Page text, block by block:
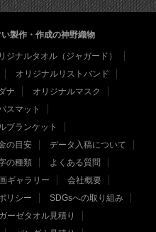
製作・作成の神野織物
ジナルタオル（ジャガード）
オリジナルリストバンド
ナ
オリジナルマスク
スマット
ブランケット
の目安
データ入稿について
の種類
よくある質問
ギャラリー
会社概要
リシー
SDGsへの取り組み
ガーゼタオル見積り